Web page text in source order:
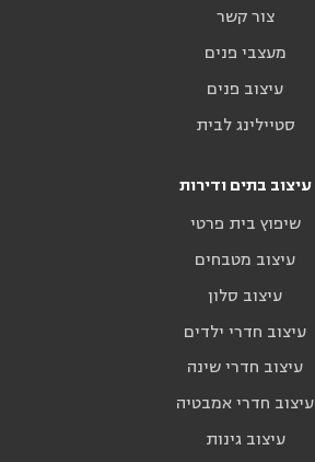
צור קשר
מעצבי פנים
עיצוב פנים
סטיילינג לבית
עיצוב בתים ודירות
שיפוץ בית פרטי
עיצוב מטבחים
עיצוב סלון
עיצוב חדרי ילדים
עיצוב חדרי שינה
עיצוב חדרי אמבטיה
עיצוב גינות